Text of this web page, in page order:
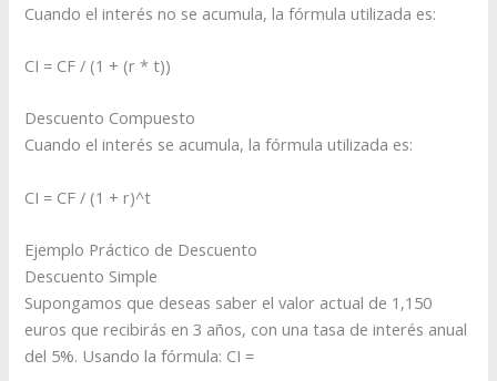
Cuando el interés no se acumula, la fórmula utilizada es:
CI = CF / (1 + (r * t))
Descuento Compuesto
Cuando el interés se acumula, la fórmula utilizada es:
CI = CF / (1 + r)^t
Ejemplo Práctico de Descuento
Descuento Simple
Supongamos que deseas saber el valor actual de 1,150
euros que recibirás en 3 años, con una tasa de interés anual
del 5%. Usando la fórmula: CI =